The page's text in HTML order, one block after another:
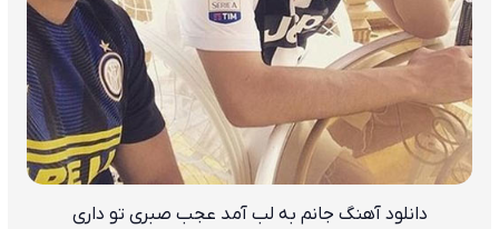
دانلود آهنگ جانم به لب آمد عجب صبری تو داری